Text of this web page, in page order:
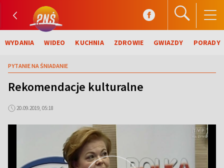
WYDANIA WIDEO KUCHNIA ZDROWIE GWIAZDY PORADY
PYTANIE NA ŚNIADANIE
Rekomendacje kulturalne
20.09.2019, 05:18